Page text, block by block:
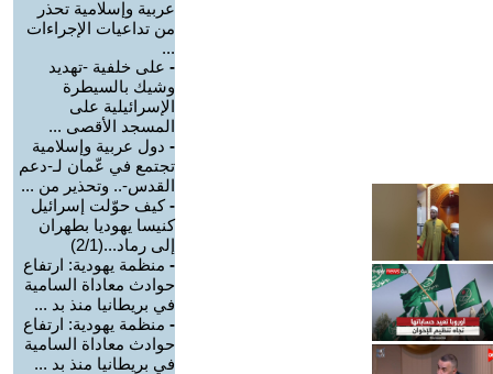
عربية وإسلامية تحذر
من تداعيات الإجراءات
...
- على خلفية -تهديد
وشيك بالسيطرة
الإسرائيلية على
المسجد الأقصى ...
- دول عربية وإسلامية
تجتمع في عّمان لـ-دعم
القدس-.. وتحذير من ...
-كيف حوّلت إسرائيل
كنيسا يهوديا بطهران
إلى رماد...(2/1)
- منظمة يهودية: ارتفاع
حوادث معاداة السامية
في بريطانيا منذ بد ...
- منظمة يهودية: ارتفاع
حوادث معاداة السامية
في بريطانيا منذ بد ...